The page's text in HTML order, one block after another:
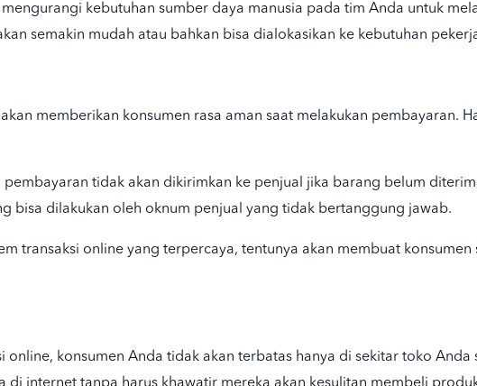
kebutuhan sumber daya manusia pada tim Anda untuk
semakin mudah atau bahkan bisa dialokasikan ke kebutuhan
memberikan konsumen rasa aman saat melakukan pembayaran.
pembayaran tidak akan dikirimkan ke penjual jika barang belum
bisa dilakukan oleh oknum penjual yang tidak bertanggung jawab.
transaksi online yang terpercaya, tentunya akan membuat
konsumen Anda tidak akan terbatas hanya di sekitar toko Anda